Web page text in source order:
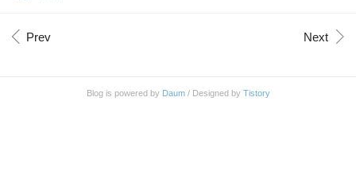
펫: 우편함. 10초마다 가속화 6초간 발동. 가속화 하
주는 유물, 정산 콘을 늘려주는 유물로 구성한다. 구
Prev Next
Blog is powered by Daum/ Designed by Tistory